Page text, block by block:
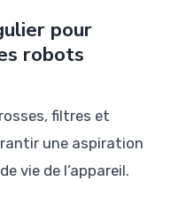
pour
robots
filtres et
une aspiration
vie de l’appareil.